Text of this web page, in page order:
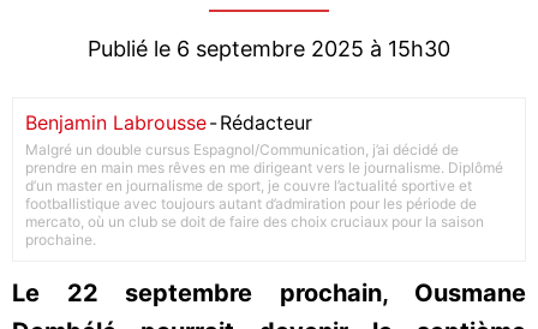
Publié le 6 septembre 2025 à 15h30
Benjamin Labrousse-Rédacteur
Malgré un double cursus Espagnol/Communication, j’ai décidé de
prendre en main mes rêves en me dirigeant vers le journalisme. Diplômé
d’un master en journalisme de sport, je couvre l’actualité sportive et
footballistique avec toujours autant d’admiration pour les période de
mercato, où un club se doit de faire des choix cruciaux pour la saison
prochaine.
Le 22 septembre prochain, Ousmane